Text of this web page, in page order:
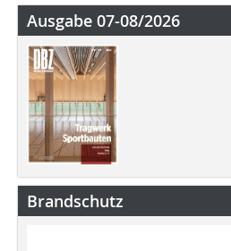
Ausgabe 07-08/2026
Brandschutz